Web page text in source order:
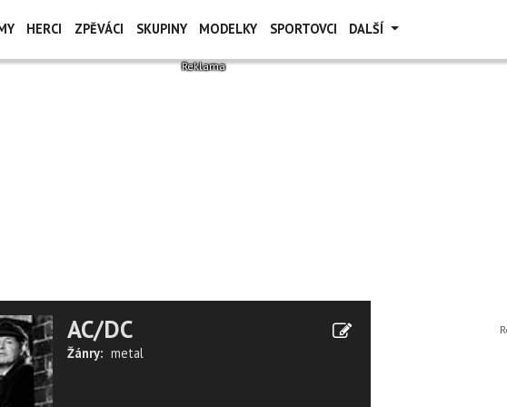
HERCI ZPĚVÁCI SKUPINY MODELKY SPORTOVCI DALŠÍ
AC/DC
Žánry: metal